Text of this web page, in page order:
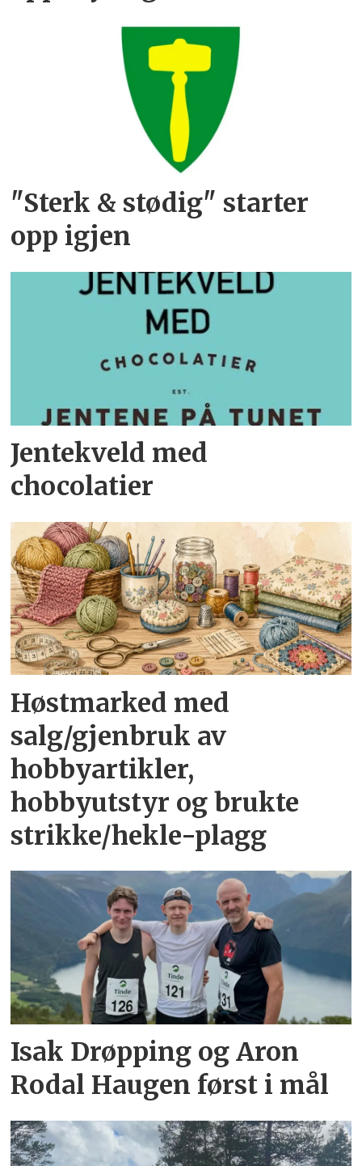
"Sterk & stødig" starter
opp igjen
Jentekveld med
chocolatier
Høstmarked med
salg/gjenbruk av
hobbyartikler,
hobbyutstyr og brukte
strikke/hekle-plagg
Isak Drøpping og Aron
Rodal Haugen først i mål